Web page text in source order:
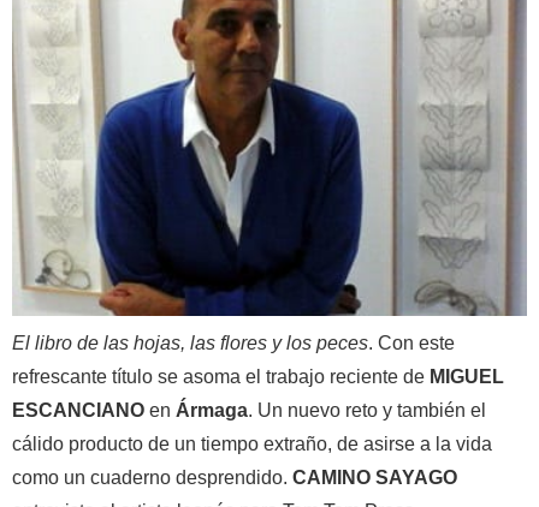
El libro de las hojas, las flores y los peces. Con este
refrescante título se asoma el trabajo reciente de MIGUEL
ESCANCIANO en Ármaga. Un nuevo reto y también el
cálido producto de un tiempo extraño, de asirse a la vida
como un cuaderno desprendido. CAMINO SAYAGO